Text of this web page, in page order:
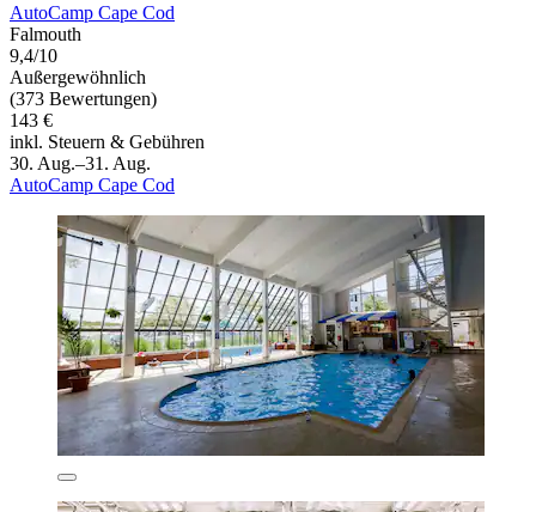
AutoCamp Cape Cod
Falmouth
9,4/10
Außergewöhnlich
(373 Bewertungen)
143 €
inkl. Steuern & Gebühren
30. Aug.–31. Aug.
AutoCamp Cape Cod